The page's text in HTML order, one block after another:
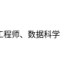
程师、数据科学